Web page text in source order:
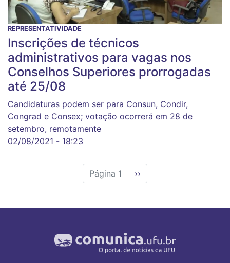
REPRESENTATIVIDADE
Inscrições de técnicos
administrativos para vagas nos
Conselhos Superiores prorrogadas
até 25/08
Candidaturas podem ser para Consun, Condir,
Congrad e Consex; votação ocorrerá em 28 de
setembro, remotamente
02/08/2021 - 18:23
Página 1
Próxima
página
››